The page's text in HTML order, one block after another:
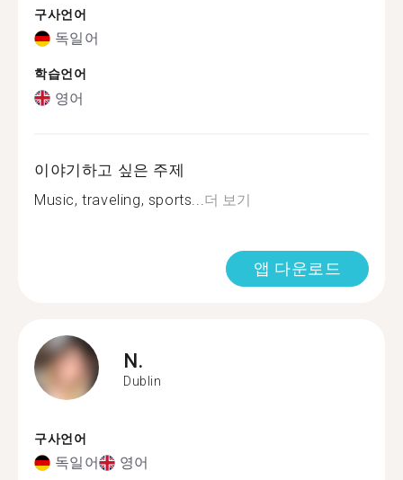
구사언어
독일어
학습언어
영어
이야기하고 싶은 주제
Music, traveling, sports... 더 보기
앱 다운로드
N.
Dublin
구사언어
독일어 영어